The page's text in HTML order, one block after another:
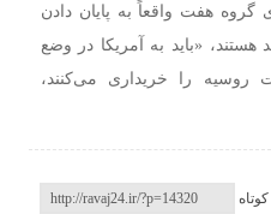
هفت واقعاً به پایان دادن
«باید به آمریکا در وضع
روسیه را خریداری می‌کنند،